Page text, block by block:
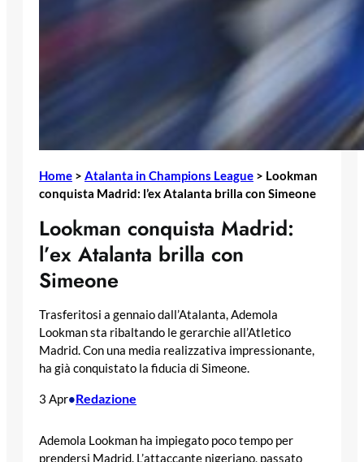
Home > Atalanta in Champions League > Lookman
conquista Madrid: l’ex Atalanta brilla con Simeone
Lookman conquista Madrid:
l’ex Atalanta brilla con
Simeone
Trasferitosi a gennaio dall’Atalanta, Ademola
Lookman sta ribaltando le gerarchie all’Atletico
Madrid. Con una media realizzativa impressionante,
ha già conquistato la fiducia di Simeone.
3 Apr•Redazione
Ademola Lookman ha impiegato poco tempo per
prendersi Madrid. L’attaccante nigeriano, passato